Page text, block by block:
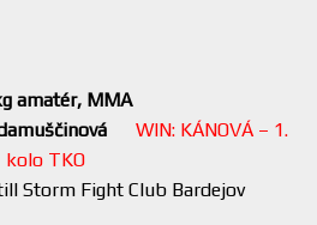
amatér, MMA
WIN: KÁNOVÁ – 1.
kolo TKO
Storm Fight Club Bardejov